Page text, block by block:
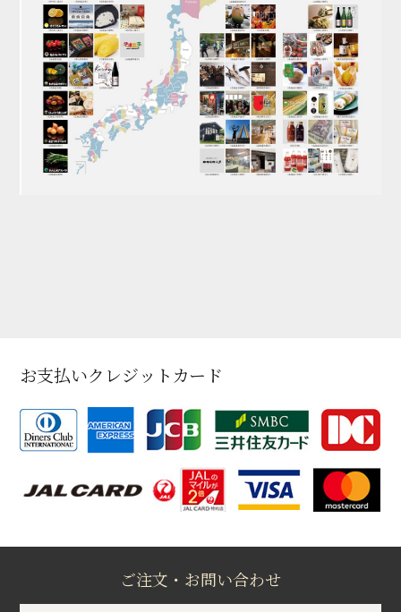
お支払いクレジットカード
ご注文・お問い合わせ